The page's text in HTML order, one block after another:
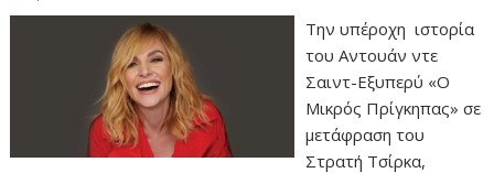
Την υπέροχη ιστορία
του Αντουάν ντε
Σαιντ-Εξυπερύ «Ο
Μικρός Πρίγκηπας» σε
μετάφραση του
Στρατή Τσίρκα,